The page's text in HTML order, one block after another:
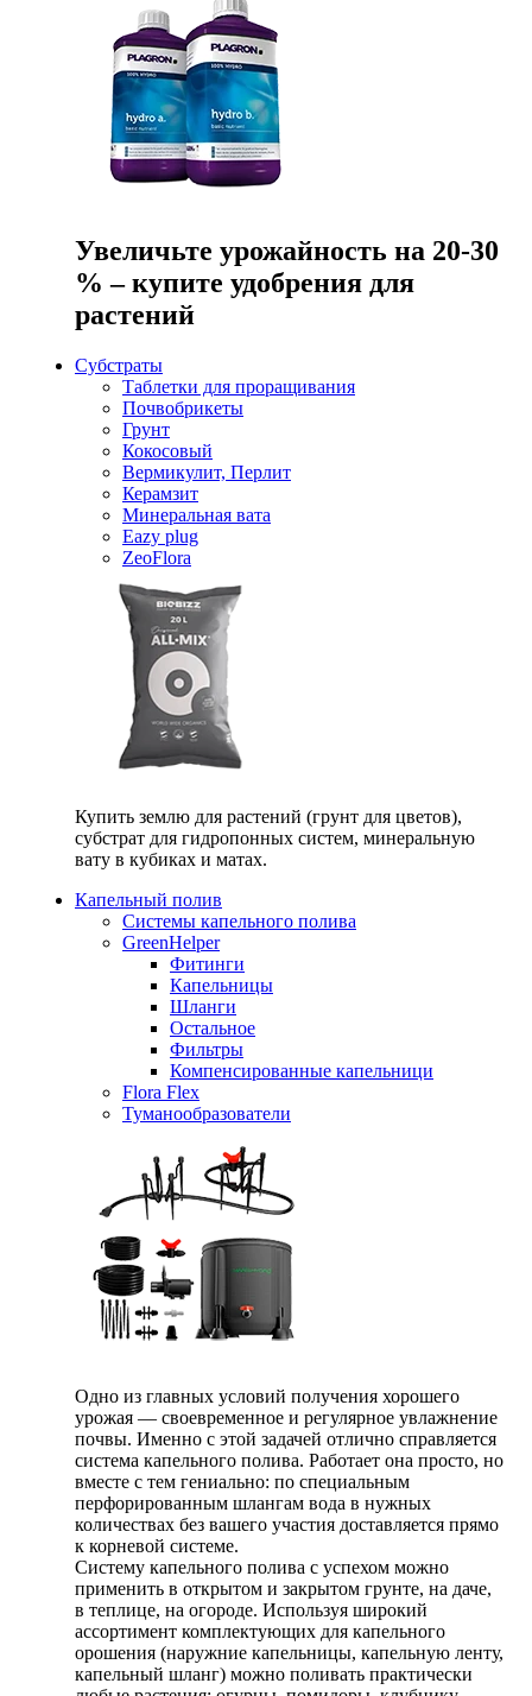
Увеличьте урожайность на 20-30
% – купите удобрения для
растений
Субстраты
Таблетки для проращивания
Почвобрикеты
Грунт
Кокосовый
Вермикулит, Перлит
Керамзит
Минеральная вата
Eazy plug
ZeoFlora
Купить землю для растений (грунт для цветов),
субстрат для гидропонных систем, минеральную
вату в кубиках и матах.
Капельный полив
Системы капельного полива
GreenHelper
Фитинги
Капельницы
Шланги
Остальное
Фильтры
Компенсированные капельници
Flora Flex
Туманообразователи
Одно из главных условий получения хорошего
урожая — своевременное и регулярное увлажнение
почвы. Именно с этой задачей отлично справляется
система капельного полива. Работает она просто, но
вместе с тем гениально: по специальным
перфорированным шлангам вода в нужных
количествах без вашего участия доставляется прямо
к корневой системе.
Систему капельного полива с успехом можно
применить в открытом и закрытом грунте, на даче,
в теплице, на огороде. Используя широкий
ассортимент комплектующих для капельного
орошения (наружние капельницы, капельную ленту,
капельный шланг) можно поливать практически